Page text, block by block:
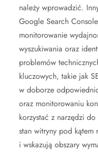
należy wprowadzić.
Google Search
monitorowanie
wyszukiwania oraz
problemów
kluczowych, takie jak
w doborze
oraz monitorowaniu
korzystać z narzędzi
stan witryny pod kątem
i wskazują obszary